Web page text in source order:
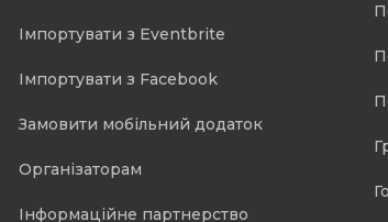
Імпортувати з Eventbrite
Імпортувати з Facebook
Замовити мобільний додаток
Організаторам
Інформаційне партнерство